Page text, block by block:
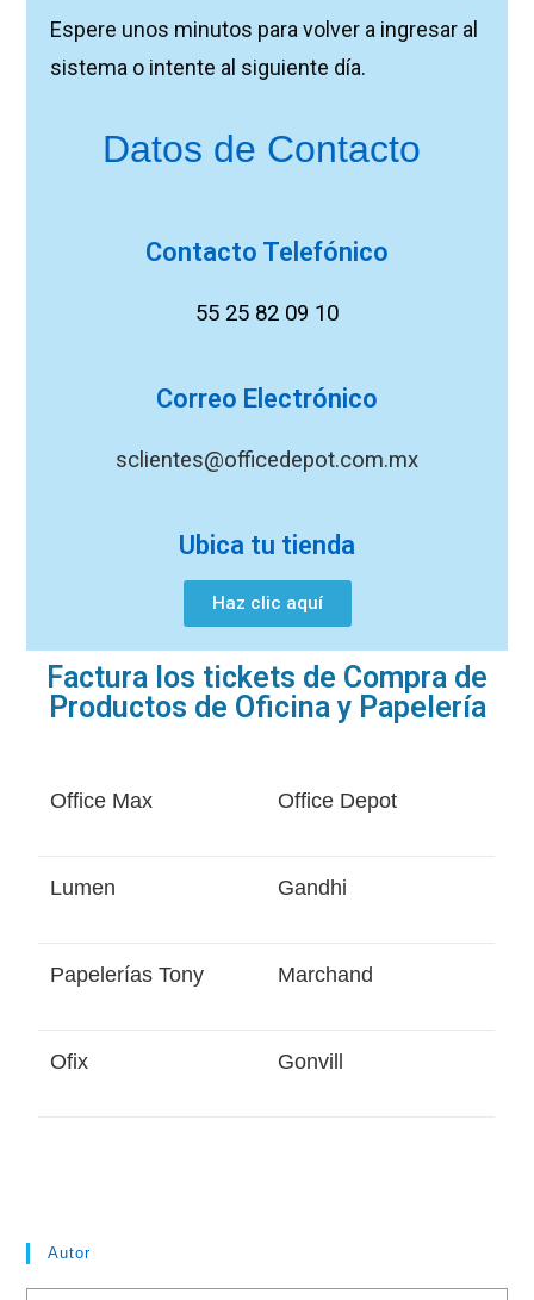
Espere unos minutos para volver a ingresar al
sistema o intente al siguiente día.
Datos de Contacto
Contacto Telefónico
55 25 82 09 10
Correo Electrónico
sclientes@officedepot.com.mx
Ubica tu tienda
Haz clic aquí
Factura los tickets de Compra de
Productos de Oficina y Papelería
Office Max Office Depot
Lumen Gandhi
Papelerías Tony Marchand
Ofix Gonvill
Autor